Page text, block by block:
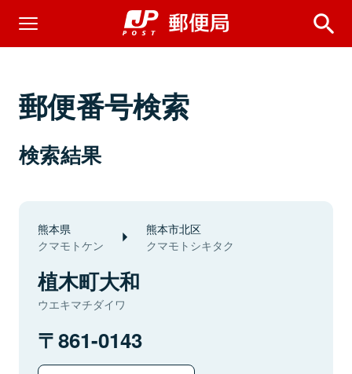
郵便番号検索
検索結果
熊本県
クマモトケン
熊本市北区
クマモトシキタク
植木町大和
ウエキマチダイワ
861-0143